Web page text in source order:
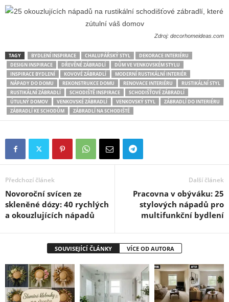
Zdroj: decorhomeideas.com
TAGY BYDLENÍ INSPIRACE CHALUPÁŘSKÝ STYL
DEKORACE INTERIÉRU
DESIGN INSPIRACE
DŘEVĚNÉ ZÁBRADLÍ
DŮM VE VENKOVSKÉM STYLU
INSPIRACE BYDLENÍ
KOVOVÉ ZÁBRADLÍ
MODERNÍ RUSTIKÁLNÍ INTERIÉR
NÁPADY DO DOMU
REKONSTRUKCE DOMU RENOVACE INTERIÉRU
RUSTIKÁLNÍ STYL
RUSTIKÁLNÍ ZÁBRADLÍ
SCHODIŠTĚ INSPIRACE
SCHODIŠŤOVÉ ZÁBRADLÍ
ÚTULNÝ DOMOV
VENKOVSKÉ ZÁBRADLÍ VENKOVSKÝ STYL
ZÁBRADLÍ DO INTERIÉRU
ZÁBRADLÍ KE SCHODŮM
ZÁBRADLÍ NA SCHODIŠTĚ
Předchozí článek
Novoroční svícen ze
skleněné dózy: 40 rychlých
a okouzlujících nápadů
Další článek
Pracovna v obýváku: 25
stylových nápadů pro
multifunkční bydlení
SOUVISEJÍCÍ ČLÁNKY VÍCE OD AUTORA